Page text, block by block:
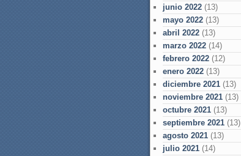
junio 2022 (13)
mayo 2022 (13)
abril 2022 (13)
marzo 2022 (14)
febrero 2022 (12)
enero 2022 (13)
diciembre 2021 (13)
noviembre 2021 (13)
octubre 2021 (13)
septiembre 2021 (13)
agosto 2021 (13)
julio 2021 (14)